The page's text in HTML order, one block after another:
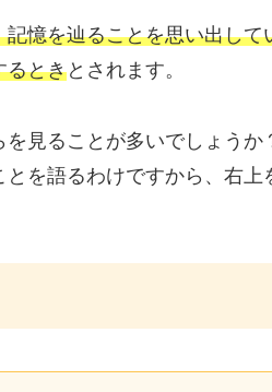
憶を辿ることを思い出し
るときとされます。
見ることが多いでしょうか
を語るわけですから、右